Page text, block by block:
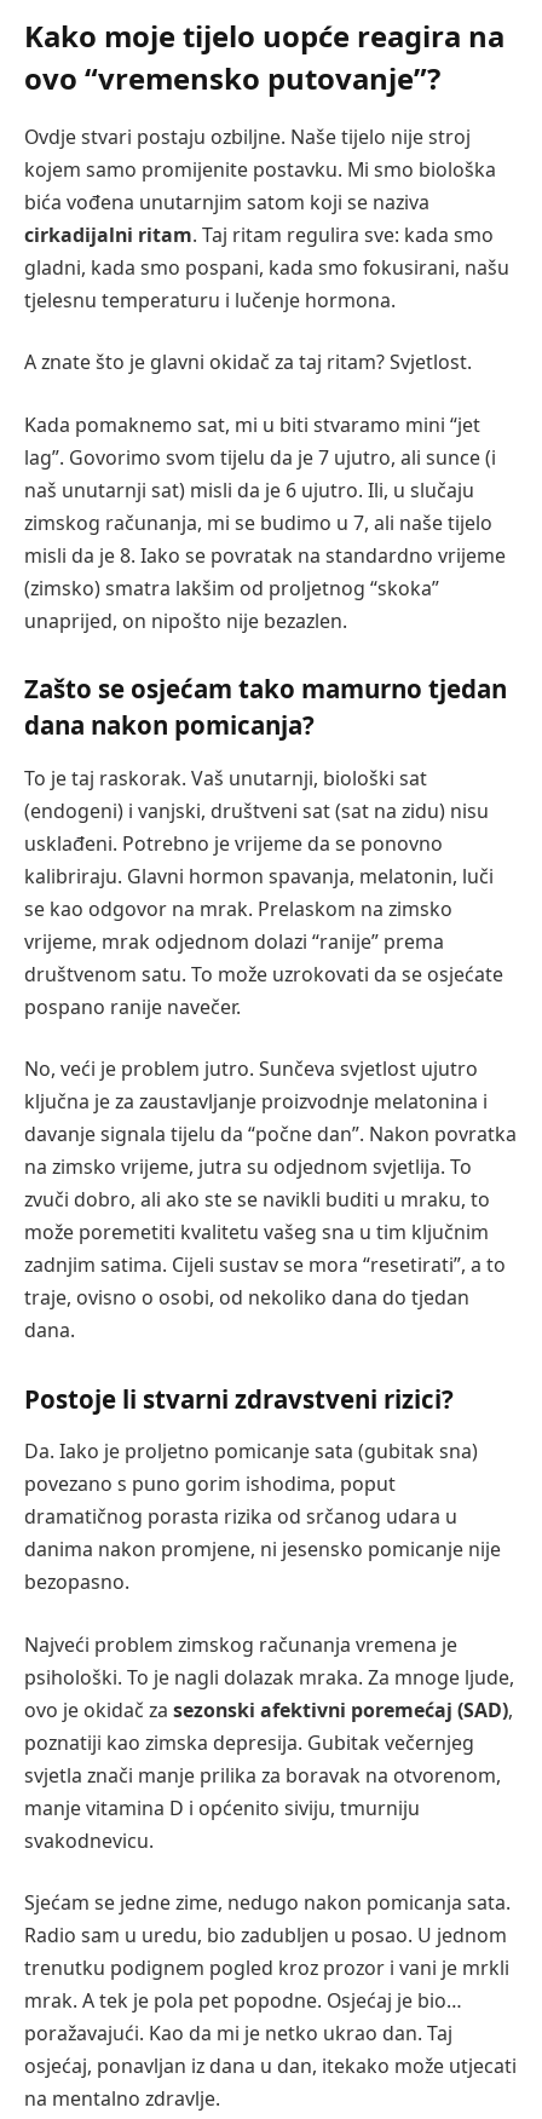
Kako moje tijelo uopće reagira na
ovo “vremensko putovanje”?
Ovdje stvari postaju ozbiljne. Naše tijelo nije stroj
kojem samo promijenite postavku. Mi smo biološka
bića vođena unutarnjim satom koji se naziva
cirkadijalni ritam. Taj ritam regulira sve: kada smo
gladni, kada smo pospani, kada smo fokusirani, našu
tjelesnu temperaturu i lučenje hormona.
A znate što je glavni okidač za taj ritam? Svjetlost.
Kada pomaknemo sat, mi u biti stvaramo mini “jet
lag”. Govorimo svom tijelu da je 7 ujutro, ali sunce (i
naš unutarnji sat) misli da je 6 ujutro. Ili, u slučaju
zimskog računanja, mi se budimo u 7, ali naše tijelo
misli da je 8. Iako se povratak na standardno vrijeme
(zimsko) smatra lakšim od proljetnog “skoka”
unaprijed, on nipošto nije bezazlen.
Zašto se osjećam tako mamurno tjedan
dana nakon pomicanja?
To je taj raskorak. Vaš unutarnji, biološki sat
(endogeni) i vanjski, društveni sat (sat na zidu) nisu
usklađeni. Potrebno je vrijeme da se ponovno
kalibriraju. Glavni hormon spavanja, melatonin, luči
se kao odgovor na mrak. Prelaskom na zimsko
vrijeme, mrak odjednom dolazi “ranije” prema
društvenom satu. To može uzrokovati da se osjećate
pospano ranije navečer.
No, veći je problem jutro. Sunčeva svjetlost ujutro
ključna je za zaustavljanje proizvodnje melatonina i
davanje signala tijelu da “počne dan”. Nakon povratka
na zimsko vrijeme, jutra su odjednom svjetlija. To
zvuči dobro, ali ako ste se navikli buditi u mraku, to
može poremetiti kvalitetu vašeg sna u tim ključnim
zadnjim satima. Cijeli sustav se mora “resetirati”, a to
traje, ovisno o osobi, od nekoliko dana do tjedan
dana.
Postoje li stvarni zdravstveni rizici?
Da. Iako je proljetno pomicanje sata (gubitak sna)
povezano s puno gorim ishodima, poput
dramatičnog porasta rizika od srčanog udara u
danima nakon promjene, ni jesensko pomicanje nije
bezopasno.
Najveći problem zimskog računanja vremena je
psihološki. To je nagli dolazak mraka. Za mnoge ljude,
ovo je okidač za sezonski afektivni poremećaj (SAD),
poznatiji kao zimska depresija. Gubitak večernjeg
svjetla znači manje prilika za boravak na otvorenom,
manje vitamina D i općenito siviju, tmurniju
svakodnevicu.
Sjećam se jedne zime, nedugo nakon pomicanja sata.
Radio sam u uredu, bio zadubljen u posao. U jednom
trenutku podignem pogled kroz prozor i vani je mrkli
mrak. A tek je pola pet popodne. Osjećaj je bio…
poražavajući. Kao da mi je netko ukrao dan. Taj
osjećaj, ponavljan iz dana u dan, itekako može utjecati
na mentalno zdravlje.